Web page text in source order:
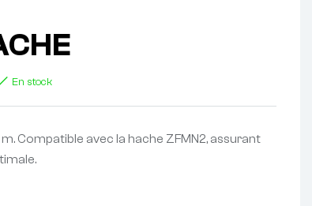
En stock
Compatible avec la hache ZFMN2, assurant